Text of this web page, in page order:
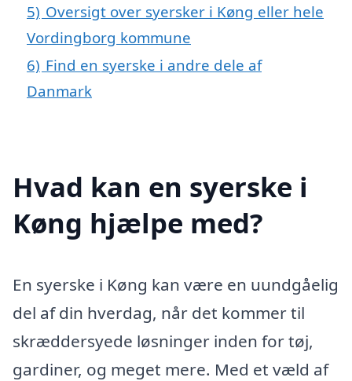
5) Oversigt over syersker i Køng eller hele
Vordingborg kommune
6) Find en syerske i andre dele af
Danmark
Hvad kan en syerske i
Køng hjælpe med?
En syerske i Køng kan være en uundgåelig
del af din hverdag, når det kommer til
skræddersyede løsninger inden for tøj,
gardiner, og meget mere. Med et væld af